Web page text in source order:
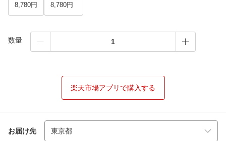
8,780円
8,780円
数量
楽天市場アプリで購入する
お届け先